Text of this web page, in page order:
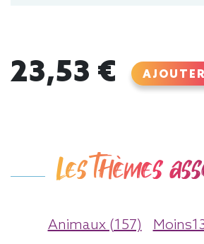
23,53 €
Les thèmes
Animaux (157)